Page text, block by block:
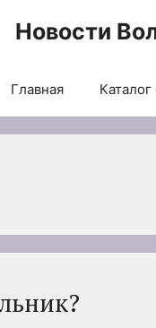
Новости
Главная Каталог